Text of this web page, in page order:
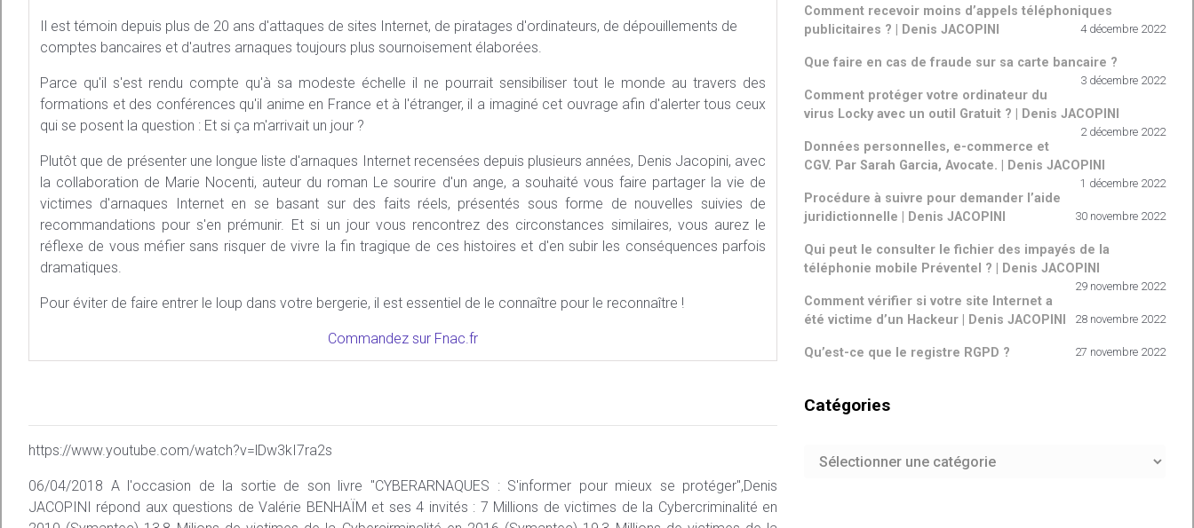
Il est témoin depuis plus de 20 ans d'attaques de sites Internet, de piratages d'ordinateurs, de dépouillements de
comptes bancaires et d'autres arnaques toujours plus sournoisement élaborées.
Parce qu'il s'est rendu compte qu'à sa modeste échelle il ne pourrait sensibiliser tout le monde au travers des
formations et des conférences qu'il anime en France et à l'étranger, il a imaginé cet ouvrage afin d'alerter tous ceux
qui se posent la question : Et si ça m'arrivait un jour ?
Plutôt que de présenter une longue liste d'arnaques Internet recensées depuis plusieurs années, Denis Jacopini, avec
la collaboration de Marie Nocenti, auteur du roman Le sourire d'un ange, a souhaité vous faire partager la vie de
victimes d'arnaques Internet en se basant sur des faits réels, présentés sous forme de nouvelles suivies de
recommandations pour s'en prémunir. Et si un jour vous rencontrez des circonstances similaires, vous aurez le
réflexe de vous méfier sans risquer de vivre la fin tragique de ces histoires et d'en subir les conséquences parfois
dramatiques.
Pour éviter de faire entrer le loup dans votre bergerie, il est essentiel de le connaître pour le reconnaître !
Commandez sur Fnac.fr
https://www.youtube.com/watch?v=lDw3kI7ra2s
06/04/2018 A l'occasion de la sortie de son livre "CYBERARNAQUES : S'informer pour mieux se protéger",Denis
JACOPINI répond aux questions de Valérie BENHAÏM et ses 4 invités : 7 Millions de victimes de la Cybercriminalité en
Comment recevoir moins d’appels téléphoniques
publicitaires ? | Denis JACOPINI
4 décembre 2022
Que faire en cas de fraude sur sa carte bancaire ?
3 décembre 2022
Comment protéger votre ordinateur du
virus Locky avec un outil Gratuit ? | Denis JACOPINI
2 décembre 2022
Données personnelles, e-commerce et
CGV. Par Sarah Garcia, Avocate. | Denis JACOPINI
1 décembre 2022
Procédure à suivre pour demander l’aide
juridictionnelle | Denis JACOPINI
30 novembre 2022
Qui peut le consulter le fichier des impayés de la
téléphonie mobile Préventel ? | Denis JACOPINI
29 novembre 2022
Comment vérifier si votre site Internet a
été victime d’un Hackeur | Denis JACOPINI
28 novembre 2022
Qu’est-ce que le registre RGPD ? 27 novembre 2022
Catégories
Catégories